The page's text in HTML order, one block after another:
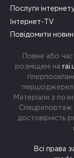
Послуги
Інтернет-TV
Повідомити
Повне або
розміщені на
Матеріали з
Спецрепортаж
достовірність
Всі права